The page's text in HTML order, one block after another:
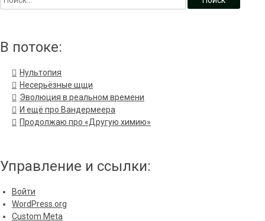
В потоке:
Нультопия
Несерьёзные щщи
Эволюция в реальном времени
И ещё про Вандермеера
Продолжаю про «Другую химию»
Управление и ссылки:
Войти
WordPress.org
Custom Meta